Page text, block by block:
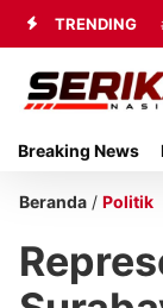
TRENDING
Breaking News
Beranda / Politik